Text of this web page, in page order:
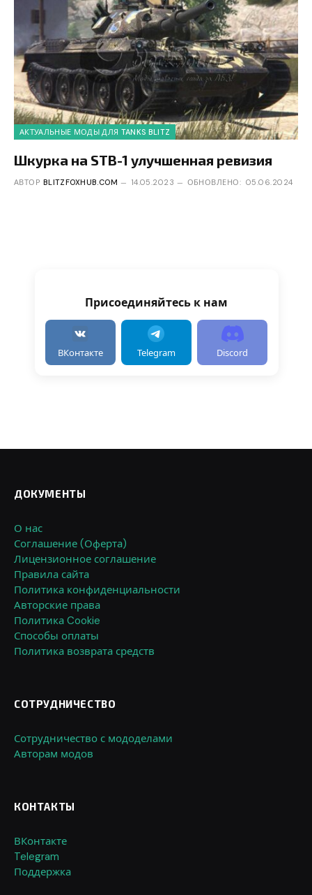
АКТУАЛЬНЫЕ МОДЫ ДЛЯ TANKS BLITZ
Шкурка на STB-1 улучшенная ревизия
АВТОР BLITZFOXHUB.COM 14.05.2023 ОБНОВЛЕНО: 05.06.2024
Присоединяйтесь к нам
ВКонтакте Telegram Discord
ДОКУМЕНТЫ
О нас
Соглашение (Оферта)
Лицензионное соглашение
Правила сайта
Политика конфиденциальности
Авторские права
Политика Cookie
Способы оплаты
Политика возврата средств
СОТРУДНИЧЕСТВО
Сотрудничество с мододелами
Авторам модов
КОНТАКТЫ
ВКонтакте
Telegram
Поддержка